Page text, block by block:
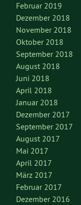
Februar 2019
Dezember 2018
November 2018
Oktober 2018
September 2018
August 2018
Juni 2018
April 2018
Januar 2018
Dezember 2017
September 2017
August 2017
Mai 2017
April 2017
März 2017
Februar 2017
Dezember 2016